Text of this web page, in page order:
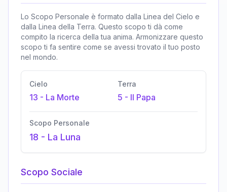
Lo Scopo Personale è formato dalla Linea del Cielo e
dalla Linea della Terra. Questo scopo ti dà come
compito la ricerca della tua anima. Armonizzare questo
scopo ti fa sentire come se avessi trovato il tuo posto
nel mondo.
Cielo
13 - La Morte
Terra
5 - Il Papa
Scopo Personale
18 - La Luna
Scopo Sociale